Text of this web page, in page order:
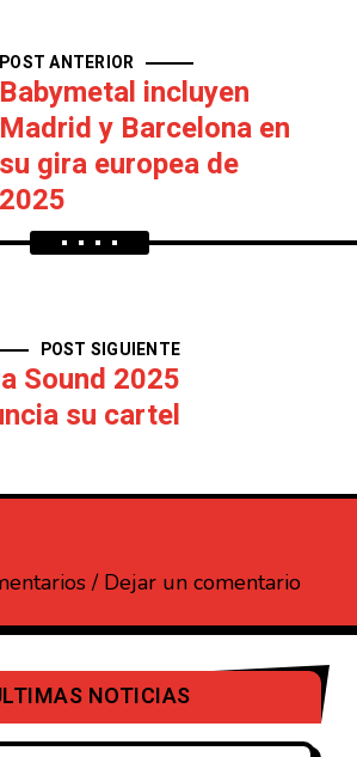
POST ANTERIOR
Babymetal incluyen
Madrid y Barcelona en
su gira europea de
2025
POST SIGUIENTE
Sound 2025
su cartel
/ Dejar un comentario
NOTICIAS